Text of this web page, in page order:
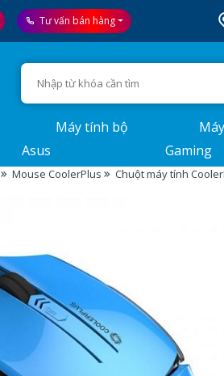
Tư vấn bán hàng
Máy tính bộ
Asus
Gaming
Mouse CoolerPlus Chuột máy tính